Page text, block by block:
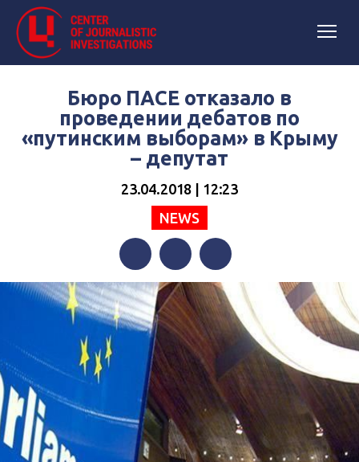
Бюро ПАСЕ отказало в
проведении дебатов по
«путинским выборам» в Крыму
– депутат
23.04.2018 | 12:23
NEWS
FacebookTwitterTelegram